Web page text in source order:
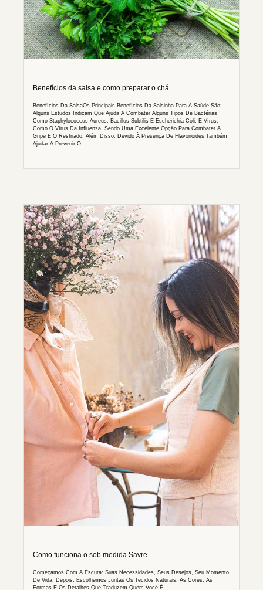
Benefícios da salsa e como preparar o chá
Benefícios Da SalsaOs Principais Benefícios Da Salsinha Para A Saúde São:
Alguns Estudos Indicam Que Ajuda A Combater Alguns Tipos De Bactérias
Como Staphylococcus Aureus, Bacillus Subtilis E Escherichia Coli, E Vírus,
Como O Vírus Da Influenza, Sendo Uma Excelente Opção Para Combater A
Gripe E O Resfriado. Além Disso, Devido À Presença De Flavonoides Também
Ajudar A Prevenir O
Como funciona o sob medida Savre
Começamos Com A Escuta: Suas Necessidades, Seus Desejos, Seu Momento
De Vida. Depois, Escolhemos Juntas Os Tecidos Naturais, As Cores, As
Formas E Os Detalhes Que Traduzem Quem Você É.